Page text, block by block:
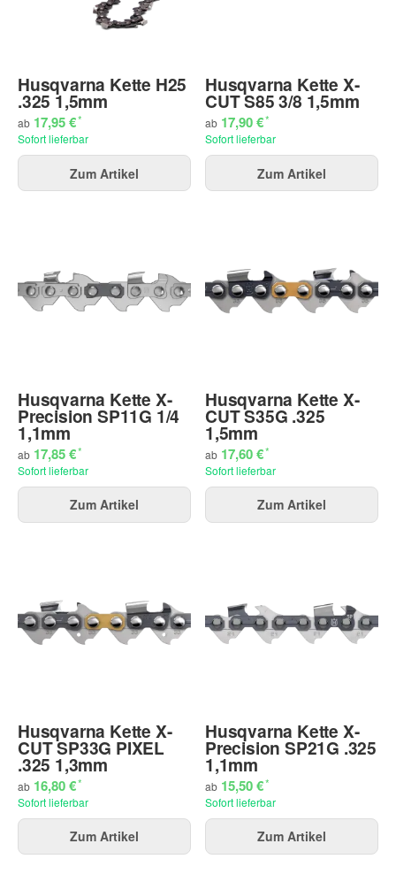
Husqvarna Kette H25
.325 1,5mm
ab 17,95 €*
Sofort lieferbar
Zum Artikel
Husqvarna Kette X-
CUT S85 3/8 1,5mm
ab 17,90 €*
Sofort lieferbar
Zum Artikel
Husqvarna Kette X-
Precision SP11G 1/4
1,1mm
ab 17,85 €*
Sofort lieferbar
Zum Artikel
Husqvarna Kette X-
CUT S35G .325
1,5mm
ab 17,60 €*
Sofort lieferbar
Zum Artikel
Husqvarna Kette X-
CUT SP33G PIXEL
.325 1,3mm
ab 16,80 €*
Sofort lieferbar
Zum Artikel
Husqvarna Kette X-
Precision SP21G .325
1,1mm
ab 15,50 €*
Sofort lieferbar
Zum Artikel